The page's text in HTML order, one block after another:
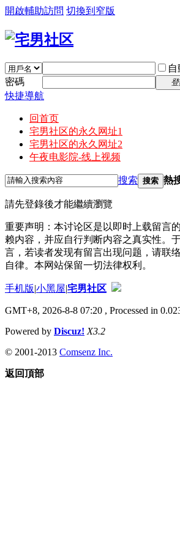
開啟輔助訪問 切換到窄版
密碼
快捷導航
回首页
宅男社区的永久网址1
宅男社区的永久网址2
午夜电影院-线上视频
搜索 搜索 熱
請先登錄後才能繼續瀏覽
重要声明：本讨论区是以即时上载留言
赖内容，并应自行判断内容之真实性。
言，若读者发现有留言出现问题，请联
自律。本网站保留一切法律权利。
手机版|小黑屋|宅男社区
GMT+8, 2026-8-8 07:20 , Processed in
Powered by Discuz! X3.2
© 2001-2013 Comsenz Inc.
返回頂部